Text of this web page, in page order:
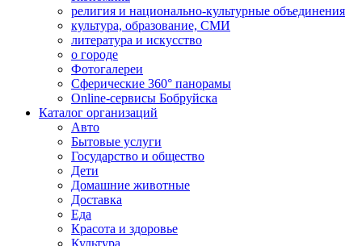
религия и национально-культурные объединения
культура, образование, СМИ
литература и искусство
о городе
Фотогалереи
Сферические 360° панорамы
Online-сервисы Бобруйска
Каталог организаций
Авто
Бытовые услуги
Государство и общество
Дети
Домашние животные
Доставка
Еда
Красота и здоровье
Культура